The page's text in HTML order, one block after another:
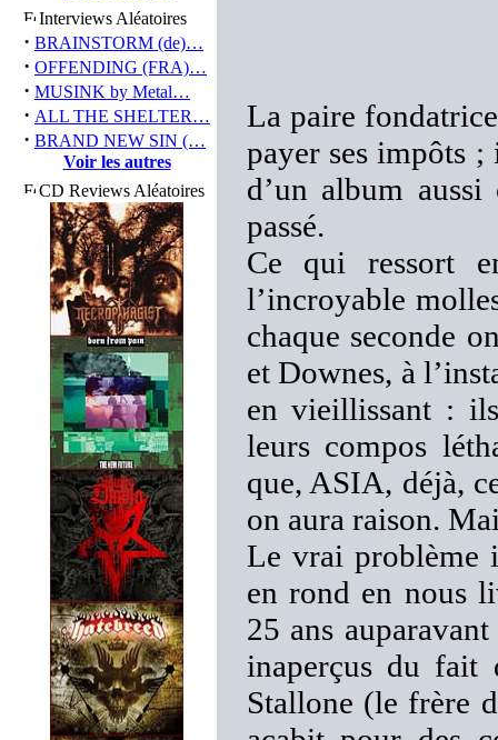
Interviews Aléatoires
· BRAINSTORM (de)…
· OFFENDING (FRA)…
· MUSINK by Metal…
· ALL THE SHELTER…
· BRAND NEW SIN (…
Voir les autres
CD Reviews Aléatoires
La paire
payer ses impôts
d’un album
passé.
Ce qui ressort
l’incroyable
chaque seconde
et Downes, à
en vieillissant :
leurs compos
que, ASIA, déjà,
on aura raison.
Le vrai problème
en rond en nous
25 ans
inaperçus du fait
Stallone (le frère